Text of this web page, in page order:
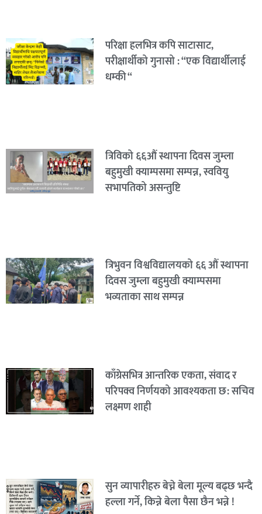
परिक्षा हलभित्र कपि साटासाट,
परीक्षार्थीको गुनासो : “एक विद्यार्थीलाई
धम्की “
त्रिविको ६६औं स्थापना दिवस जुम्ला
बहुमुखी क्याम्पसमा सम्पन्न, स्ववियु
सभापतिको असन्तुष्टि
त्रिभुवन विश्वविद्यालयको ६६ औं स्थापना
दिवस जुम्ला बहुमुखी क्याम्पसमा
भव्यताका साथ सम्पन्न
काँग्रेसभित्र आन्तरिक एकता, संवाद र
परिपक्व निर्णयको आवश्यकता छ: सचिव
लक्ष्मण शाही
सुन व्यापारीहरु बेच्ने बेला मूल्य बढ्छ भन्दै
हल्ला गर्ने, किन्ने बेला पैसा छैन भन्ने !